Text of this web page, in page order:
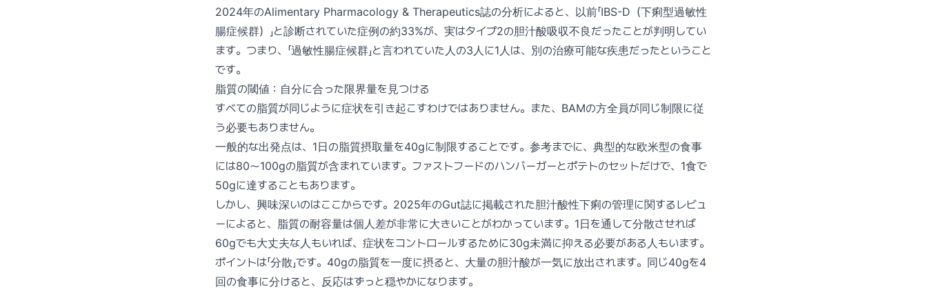
2024年のAlimentary Pharmacology & Therapeutics誌の分析によると、以前「IBS-D（下痢型過敏性
腸症候群）」と診断されていた症例の約33%が、実はタイプ2の胆汁酸吸収不良だったことが判明してい
ます。つまり、「過敏性腸症候群」と言われていた人の3人に1人は、別の治療可能な疾患だったということ
です。
脂質の閾値：自分に合った限界量を見つける
すべての脂質が同じように症状を引き起こすわけではありません。また、BAMの方全員が同じ制限に従
う必要もありません。
一般的な出発点は、1日の脂質摂取量を40gに制限することです。参考までに、典型的な欧米型の食事
には80〜100gの脂質が含まれています。ファストフードのハンバーガーとポテトのセットだけで、1食で
50gに達することもあります。
しかし、興味深いのはここからです。2025年のGut誌に掲載された胆汁酸性下痢の管理に関するレビュ
ーによると、脂質の耐容量は個人差が非常に大きいことがわかっています。1日を通して分散させれば
60gでも大丈夫な人もいれば、症状をコントロールするために30g未満に抑える必要がある人もいます。
ポイントは「分散」です。40gの脂質を一度に摂ると、大量の胆汁酸が一気に放出されます。同じ40gを4
回の食事に分けると、反応はずっと穏やかになります。